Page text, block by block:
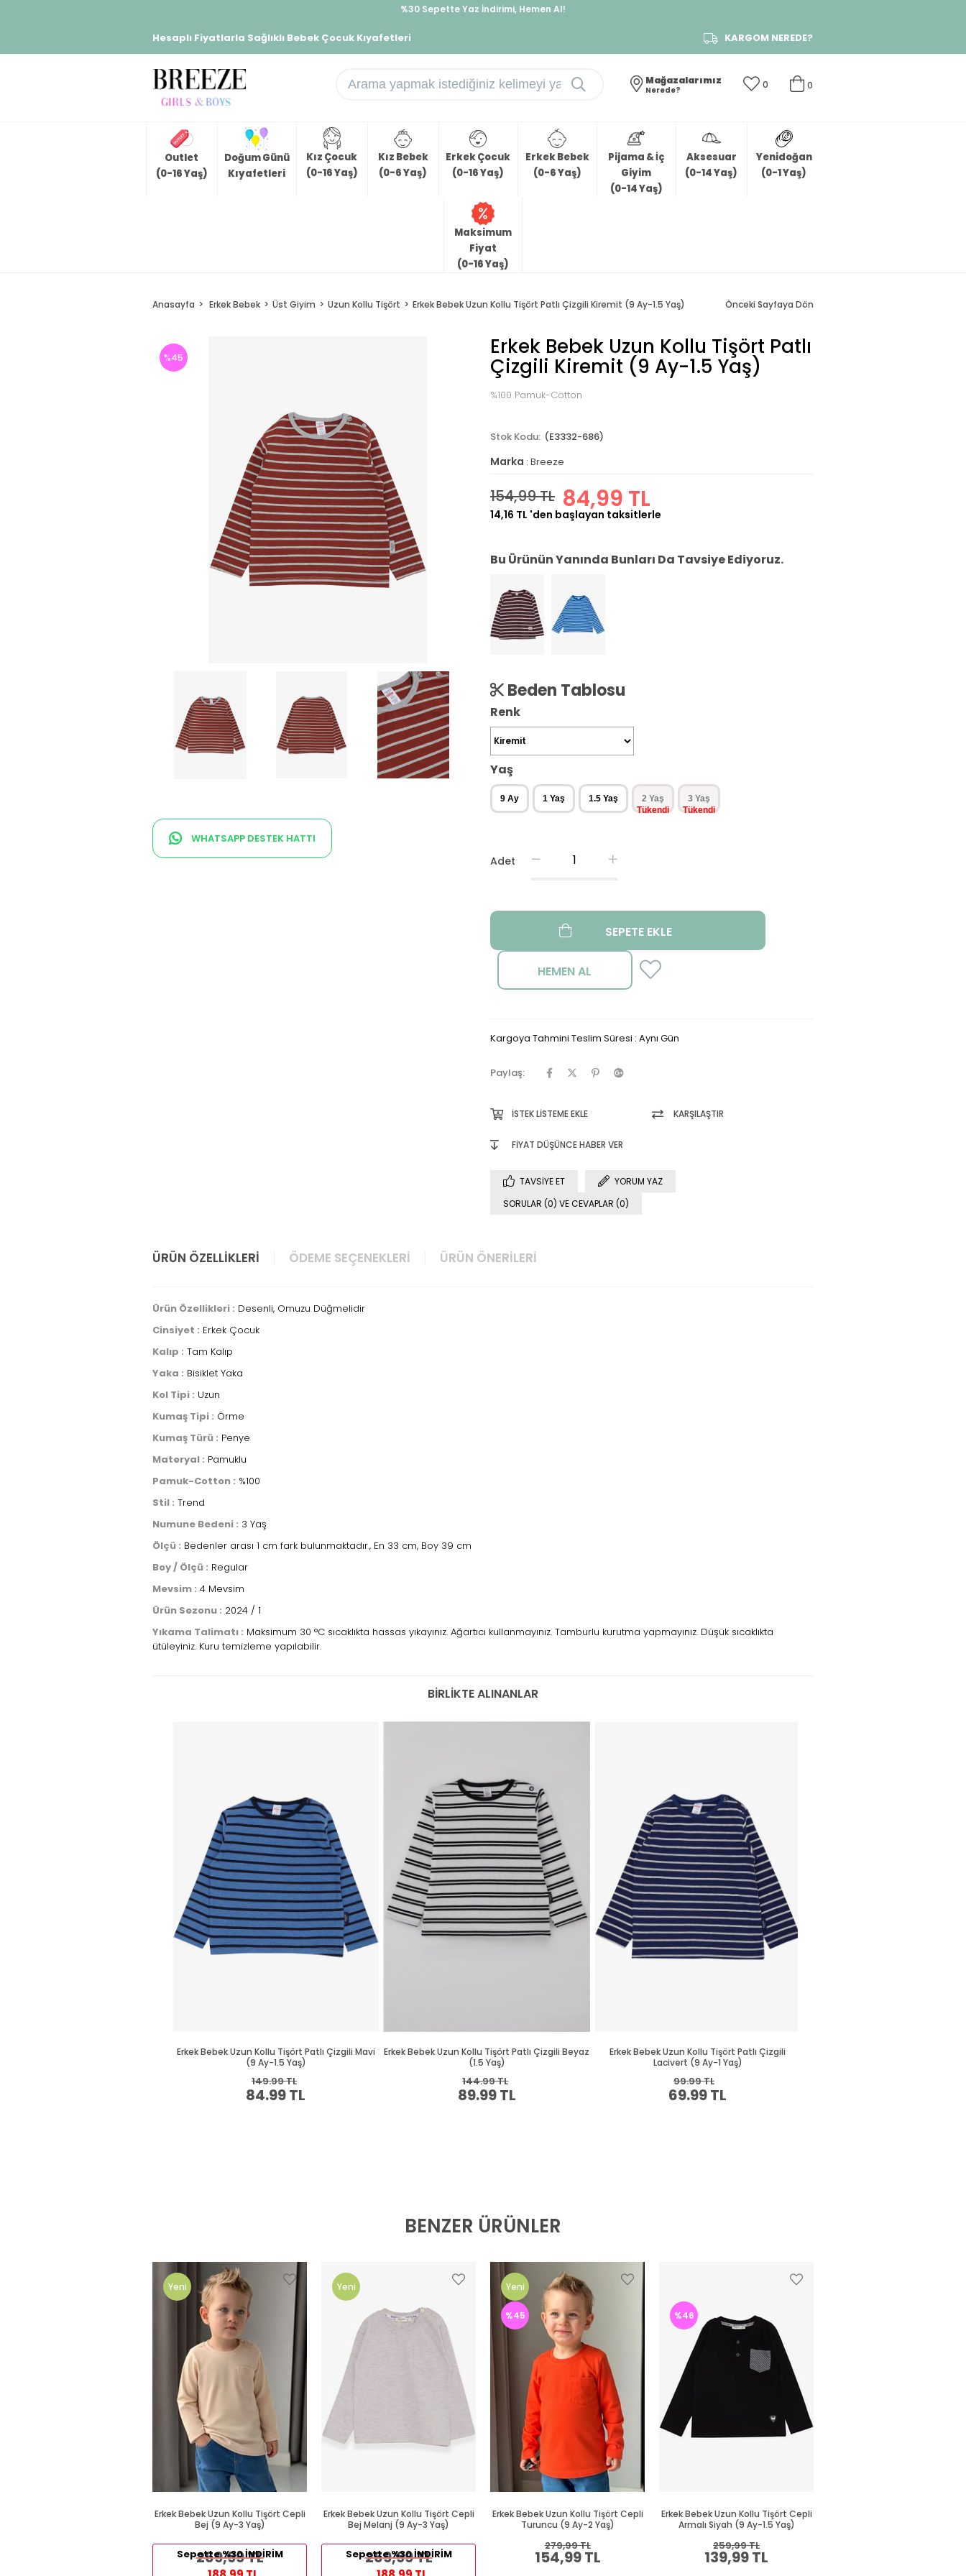
İndirimlere ek %10 İndirimi Kap, Hemen Üye Ol!
Hesaplı Fiyatlarla Sağlıklı Bebek Çocuk Kıyafetleri KARGOM NEREDE?
0
0
Mağazalarımız
Nerede?
Outlet
(0-16 Yaş)
Doğum Günü
Kıyafetleri
Kız Çocuk
(0-16 Yaş)
Kız Bebek
(0-6 Yaş)
Erkek Çocuk
(0-16 Yaş)
Erkek Bebek
(0-6 Yaş)
Pijama & İç
Giyim
(0-14 Yaş)
Aksesuar
(0-14 Yaş)
Yenidoğan
(0-1 Yaş)
Maksimum
Fiyat
(0-16 Yaş)
Anasayfa Erkek Bebek Üst Giyim Uzun Kollu Tişört Erkek Bebek Uzun Kollu Tişört Patlı Çizgili Kiremit (9 Ay-1.5 Yaş) Önceki Sayfaya Dön
%45
WHATSAPP DESTEK HATTI
Erkek Bebek Uzun Kollu Tişört Patlı
Çizgili Kiremit (9 Ay-1.5 Yaş)
%100 Pamuk-Cotton
(E3332-686)
Marka : Breeze
154,99 TL 84,99 TL
14,16 TL 'den başlayan taksitlerle
Bu Ürünün Yanında Bunları Da Tavsiye Ediyoruz.
Beden Tablosu
Renk
Yaş
9 Ay 1 Yaş 1.5 Yaş 2 Yaş 3 Yaş
Adet
Kargoya Tahmini Teslim Süresi : Aynı Gün
Paylaş:
İSTEK LISTEME EKLE KARŞILAŞTIR
FIYAT DÜŞÜNCE HABER VER
TAVSIYE ET
YORUM YAZ
SORULAR (0) VE CEVAPLAR (0)
ÜRÜN ÖZELLIKLERI ÖDEME SEÇENEKLERI ÜRÜN ÖNERILERI
Ürün Özellikleri : Desenli, Omuzu Düğmelidir
Cinsiyet : Erkek Çocuk
Kalıp : Tam Kalıp
Yaka : Bisiklet Yaka
Kol Tipi : Uzun
Kumaş Tipi : Örme
Kumaş Türü : Penye
Materyal : Pamuklu
Pamuk-Cotton : %100
Stil : Trend
Numune Bedeni : 3 Yaş
Ölçü : Bedenler arası 1 cm fark bulunmaktadır., En 33 cm, Boy 39 cm
Boy / Ölçü : Regular
Mevsim : 4 Mevsim
Ürün Sezonu : 2024 / 1
Yıkama Talimatı : Maksimum 30 °C sıcaklıkta hassas yıkayınız. Ağartıcı kullanmayınız. Tamburlu kurutma yapmayınız. Düşük sıcaklıkta
ütüleyiniz. Kuru temizleme yapılabilir.
BENZER ÜRÜNLER
Erkek Bebek Uzun Kollu Tişört Cepli
Bej (9 Ay-3 Yaş)
269,99 TL
Sepette %30 İNDİRİM
Yeni
Erkek Bebek Uzun Kollu Tişört Cepli
Bej Melanj (9 Ay-3 Yaş)
269,99 TL
Sepette %30 İNDİRİM
Yeni
Erkek Bebek Uzun Kollu Tişört Cepli
Turuncu (9 Ay-2 Yaş)
154,99 TL
279,99 TL
%45
Yeni
Ürün
Erkek Bebek Uzun Kollu Tişört Cepli
Armalı Siyah (9 Ay-1.5 Yaş)
139,99 TL
259,99 TL
%46